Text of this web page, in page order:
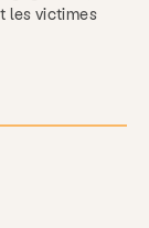
les victimes